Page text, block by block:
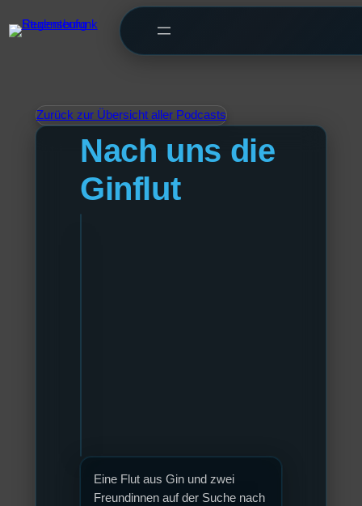
Zurück zur Übersicht aller Podcasts
Nach uns die
Ginflut
Eine Flut aus Gin und zwei
Freundinnen auf der Suche nach